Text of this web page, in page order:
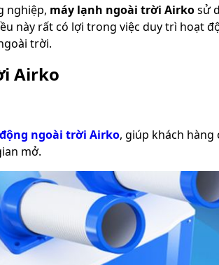
nghiệp, máy lạnh ngoài trời Airkosử
này rất có lợi trong việc duy trì hoạt
trời.
Airko
ngoài trời Airko, giúp khách hàng
mở.